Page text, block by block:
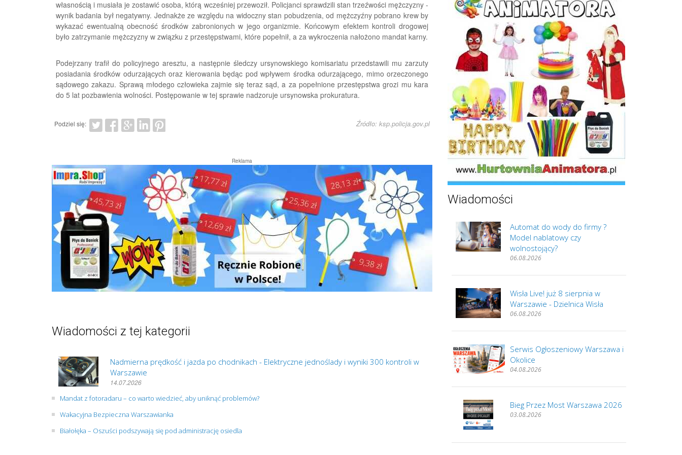
własnością i musiała je zostawić osoba, którą wcześniej przewoził. Policjanci sprawdzili stan trzeźwości mężczyzny -
wynik badania był negatywny. Jednakże ze względu na widoczny stan pobudzenia, od mężczyźny pobrano krew by
wykazać ewentualną obecność środków zabronionych w jego organizmie. Końcowym efektem kontroli drogowej
było zatrzymanie mężczyzny w związku z przestępstwami, które popełnił, a za wykroczenia nałożono mandat karny.
Podejrzany trafił do policyjnego aresztu, a następnie śledczy ursynowskiego komisariatu przedstawili mu zarzuty
posiadania środków odurzających oraz kierowania będąc pod wpływem środka odurzającego, mimo orzeczonego
sądowego zakazu. Sprawą młodego człowieka zajmie się teraz sąd, a za popełnione przestępstwa grozi mu kara
do 5 lat pozbawienia wolności. Postępowanie w tej sprawie nadzoruje ursynowska prokuratura.
Podziel się: Źródło: ksp.policja.gov.pl
Reklama
Wiadomości z tej kategorii
Nadmierna prędkość i jazda po chodnikach - Elektryczne jednoślady i wyniki 300 kontroli w
Warszawie
14.07.2026
Mandat z fotoradaru – co warto wiedzieć, aby uniknąć problemów?
Wakacyjna Bezpieczna Warszawianka
Białołęka – Oszuści podszywają się pod administrację osiedla
Wiadomości
Automat do wody do firmy ?
Model nablatowy czy
wolnostojący?
06.08.2026
Wisła Live! już 8 sierpnia w
Warszawie - Dzielnica Wisła
06.08.2026
Serwis Ogłoszeniowy Warszawa i
Okolice
04.08.2026
Bieg Przez Most Warszawa 2026
03.08.2026